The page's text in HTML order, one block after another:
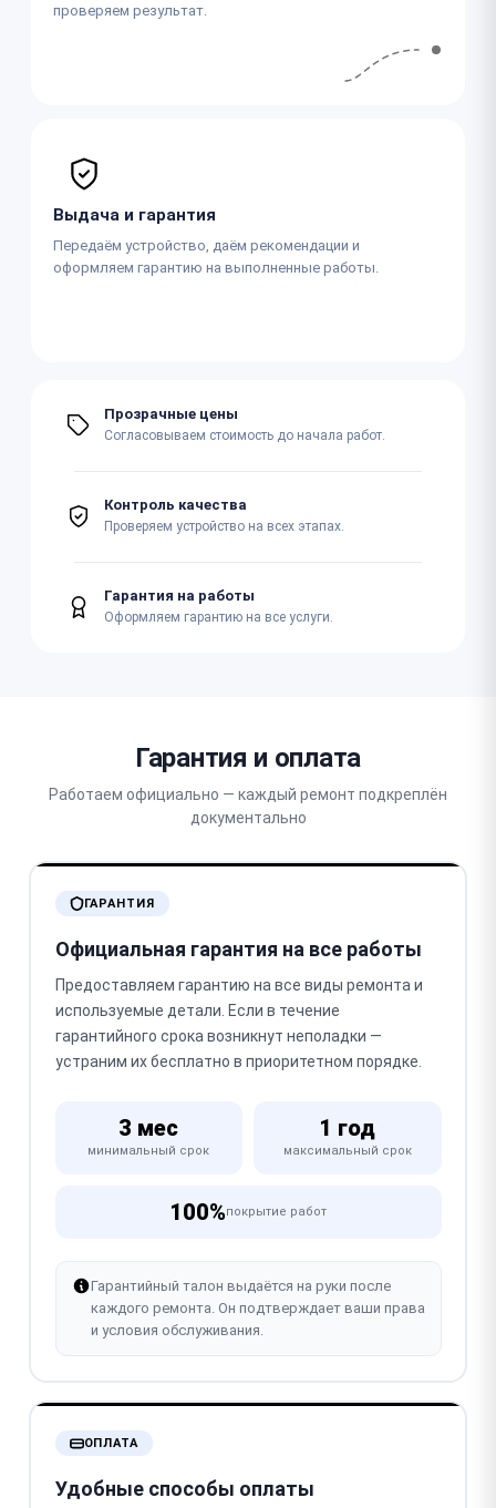
проверяем результат.
Выдача и гарантия
Передаём устройство, даём рекомендации и
оформляем гарантию на выполненные работы.
Прозрачные цены
Согласовываем стоимость до начала работ.
Контроль качества
Проверяем устройство на всех этапах.
Гарантия на работы
Оформляем гарантию на все услуги.
Гарантия и оплата
Работаем официально — каждый ремонт подкреплён
документально
ГАРАНТИЯ
Официальная гарантия на все работы
Предоставляем гарантию на все виды ремонта и
используемые детали. Если в течение
гарантийного срока возникнут неполадки —
устраним их бесплатно в приоритетном порядке.
3 мес
минимальный срок
1 год
максимальный срок
100%покрытие работ
Гарантийный талон выдаётся на руки после
каждого ремонта. Он подтверждает ваши права
и условия обслуживания.
ОПЛАТА
Удобные способы оплаты